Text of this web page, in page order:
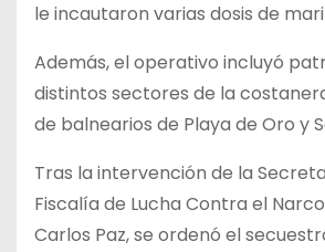
le incautaron varias dosis de
Además, el operativo incluyó
distintos sectores de la
de balnearios de Playa de Oro y
Tras la intervención de la
Fiscalía de Lucha Contra el
Carlos Paz, se ordenó el